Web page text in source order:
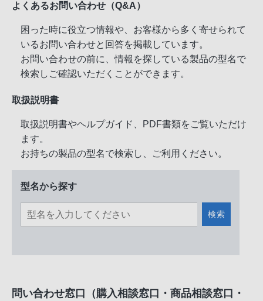
よくあるお問い合わせ（Q&A）
困った時に役立つ情報や、お客様から多く寄せられて
いるお問い合わせと回答を掲載しています。
お問い合わせの前に、情報を探している製品の型名で
検索しご確認いただくことができます。
取扱説明書
取扱説明書やヘルプガイド、PDF書類をご覧いただけ
ます。
お持ちの製品の型名で検索し、ご利用ください。
型名から探す
検索
問い合わせ窓口（購入相談窓口・商品相談窓口・